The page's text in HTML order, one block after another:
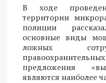
В ходе
территории
полиции
основные виды
ложных
предложения
являются наиболее